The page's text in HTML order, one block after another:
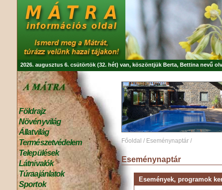
2026. augusztus 6. csütörtök (32. hét) van, köszöntjük Berta, Bettina nevű
Földrajz
Növényvilág
Állatvilág
Természetvédelem
Települések
Látnivalók
Túraajánlatok
Sportok
Főoldal / Eseménynaptár /
Eseménynaptár
Események, programok